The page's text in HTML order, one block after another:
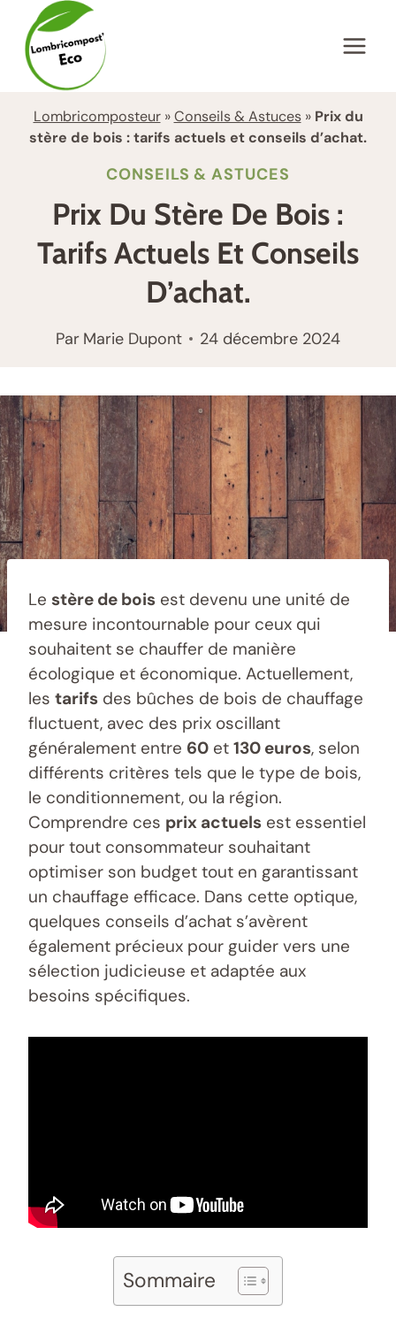
contenu
Lombricomposteur»Conseils & Astuces» Prix du
stère de bois : tarifs actuels et conseils d’achat.
CONSEILS & ASTUCES
Prix Du Stère De Bois :
Tarifs Actuels Et Conseils
D’achat.
Par Marie Dupont 24 décembre 2024
Le stère de bois est devenu une unité de
mesure incontournable pour ceux qui
souhaitent se chauffer de manière
écologique et économique. Actuellement,
les tarifs des bûches de bois de chauffage
fluctuent, avec des prix oscillant
généralement entre 60 et 130 euros, selon
différents critères tels que le type de bois,
le conditionnement, ou la région.
Comprendre ces prix actuels est essentiel
pour tout consommateur souhaitant
optimiser son budget tout en garantissant
un chauffage efficace. Dans cette optique,
quelques conseils d’achat s’avèrent
également précieux pour guider vers une
sélection judicieuse et adaptée aux
besoins spécifiques.
Sommaire